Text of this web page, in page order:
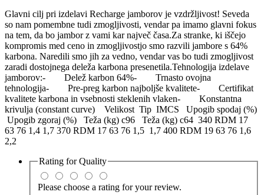
Glavni cilj pri izdelavi Recharge jamborov je vzdržljivost! Seveda
so nam pomembne tudi zmogljivosti, vendar pa imamo glavni fokus
na tem, da bo jambor z vami kar največ časa.Za stranke, ki iščejo
kompromis med ceno in zmogljivostjo smo razvili jambore s 64%
karbona. Naredili smo jih za vedno, vendar vas bo tudi zmogljivost
zaradi dostojnega deleža karbona presenetila.Tehnologija izdelave
jamborov:- Delež karbon 64%- Trnasto ovojna
tehnologija- Pre-preg karbon najboljše kvalitete- Certifikat
kvalitete karbona in vsebnosti steklenih vlaken- Konstantna
krivulja (constant curve) Velikost Tip IMCS Upogib spodaj (%)
Upogib zgoraj (%) Teža (kg) c96 Teža (kg) c64 340 RDM 17
63 76 1,4 1,7 370 RDM 17 63 76 1,5 1,7 400 RDM 19 63 76 1,6
2,2
Rating forQuality
Please choose a rating for your review.